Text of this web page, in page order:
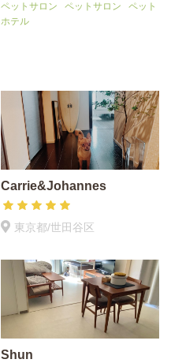
ペットサロン ペットサロン
ペット
ホテル
Carrie&Johannes
東京都/世田谷区
Shun